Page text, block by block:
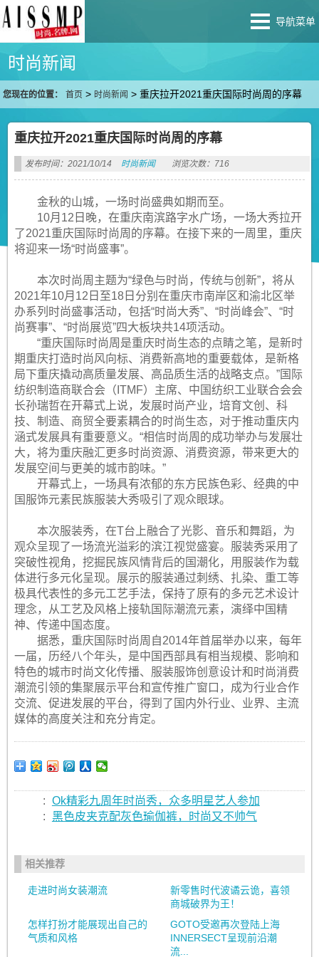
导航菜单
时尚新闻
您现在的位置： 首页 > 时尚新闻 >重庆拉开2021重庆国际时尚周的序幕
重庆拉开2021重庆国际时尚周的序幕
发布时间：2021/10/14 时尚新闻 浏览次数：716
金秋的山城，一场时尚盛典如期而至。
10月12日晚，在重庆南滨路字水广场，一场大秀拉开
了2021重庆国际时尚周的序幕。在接下来的一周里，重庆
将迎来一场“时尚盛事”。
本次时尚周主题为“绿色与时尚，传统与创新”，将从
2021年10月12日至18日分别在重庆市南岸区和渝北区举
办系列时尚盛事活动，包括“时尚大秀”、“时尚峰会”、“时
尚赛事”、“时尚展览”四大板块共14项活动。
“重庆国际时尚周是重庆时尚生态的点睛之笔，是新时
期重庆打造时尚风向标、消费新高地的重要载体，是新格
局下重庆撬动高质量发展、高品质生活的战略支点。”国际
纺织制造商联合会（ITMF）主席、中国纺织工业联合会会
长孙瑞哲在开幕式上说，发展时尚产业，培育文创、科
技、制造、商贸全要素耦合的时尚生态，对于推动重庆内
涵式发展具有重要意义。“相信时尚周的成功举办与发展壮
大，将为重庆融汇更多时尚资源、消费资源，带来更大的
发展空间与更美的城市韵味。”
开幕式上，一场具有浓郁的东方民族色彩、经典的中
国服饰元素民族服装大秀吸引了观众眼球。
本次服装秀，在T台上融合了光影、音乐和舞蹈，为
观众呈现了一场流光溢彩的滨江视觉盛宴。服装秀采用了
突破性视角，挖掘民族风情背后的国潮化，用服装作为载
体进行多元化呈现。展示的服装通过刺绣、扎染、重工等
极具代表性的多元工艺手法，保持了原有的多元艺术设计
理念，从工艺及风格上接轨国际潮流元素，演绎中国精
神、传递中国态度。
据悉，重庆国际时尚周自2014年首届举办以来，每年
一届，历经八个年头，是中国西部具有相当规模、影响和
特色的城市时尚文化传播、服装服饰创意设计和时尚消费
潮流引领的集聚展示平台和宣传推广窗口，成为行业合作
交流、促进发展的平台，得到了国内外行业、业界、主流
媒体的高度关注和充分肯定。
: Ok精彩九周年时尚秀，众多明星艺人参加
: 黑色皮夹克配灰色瑜伽裤，时尚又不帅气
相关推荐
走进时尚女装潮流
新零售时代波谲云诡，喜领
商城破界为王！
怎样打扮才能展现出自己的
气质和风格
GOTO受邀再次登陆上海
INNERSECT呈现前沿潮
流...